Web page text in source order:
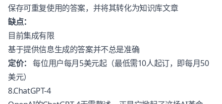
保存可重复使用的答案，并将其转化为知识库文章
缺点：
目前集成有限
基于提供信息生成的答案并不总是准确
定价： 每位用户每月5美元起（最低需10人起订，即每月50
美元）
8.ChatGPT-4